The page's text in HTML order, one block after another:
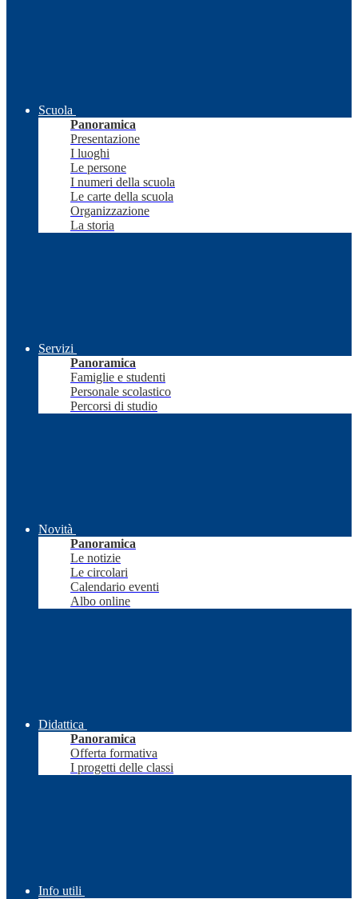
Scuola
Panoramica
Presentazione
I luoghi
Le persone
I numeri della scuola
Le carte della scuola
Organizzazione
La storia
Servizi
Panoramica
Famiglie e studenti
Personale scolastico
Percorsi di studio
Novità
Panoramica
Le notizie
Le circolari
Calendario eventi
Albo online
Didattica
Panoramica
Offerta formativa
I progetti delle classi
Info utili